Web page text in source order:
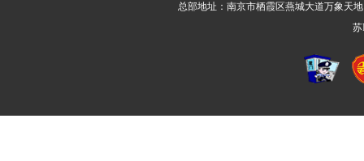
总部地址：南京市栖霞区燕城大道万象天地
苏